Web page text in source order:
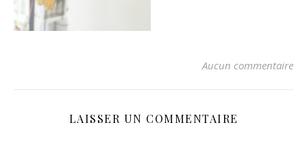
Aucun commentaire
LAISSER UN COMMENTAIRE